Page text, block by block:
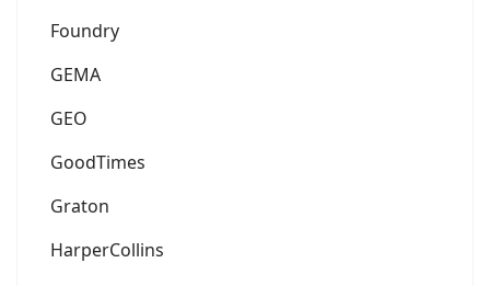
Foundry
GEMA
GEO
GoodTimes
Graton
HarperCollins